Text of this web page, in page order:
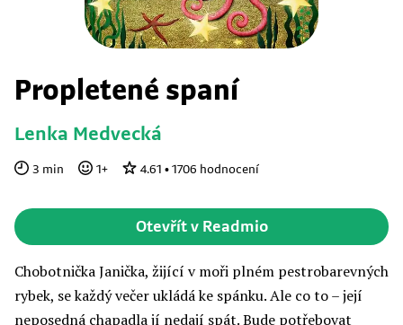
Propletené spaní
Lenka Medvecká
3 min 1+ 4.61 • 1706 hodnocení
Otevřít v Readmio
Chobotnička Janička, žijící v moři plném pestrobarevných
rybek, se každý večer ukládá ke spánku. Ale co to – její
neposedná chapadla jí nedají spát. Bude potřebovat